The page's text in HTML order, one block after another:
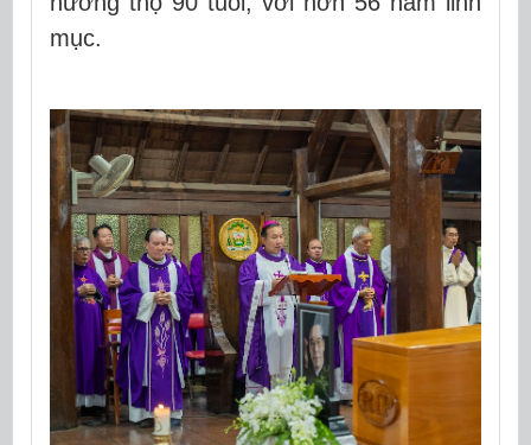
mục.